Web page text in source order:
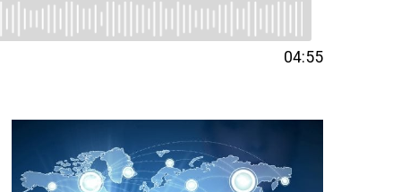
04:55